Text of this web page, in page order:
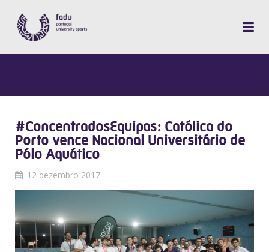
#ConcentradosEquipas: Católica do
Porto vence Nacional Universitário de
Pólo Aquático
12 dezembro 2017